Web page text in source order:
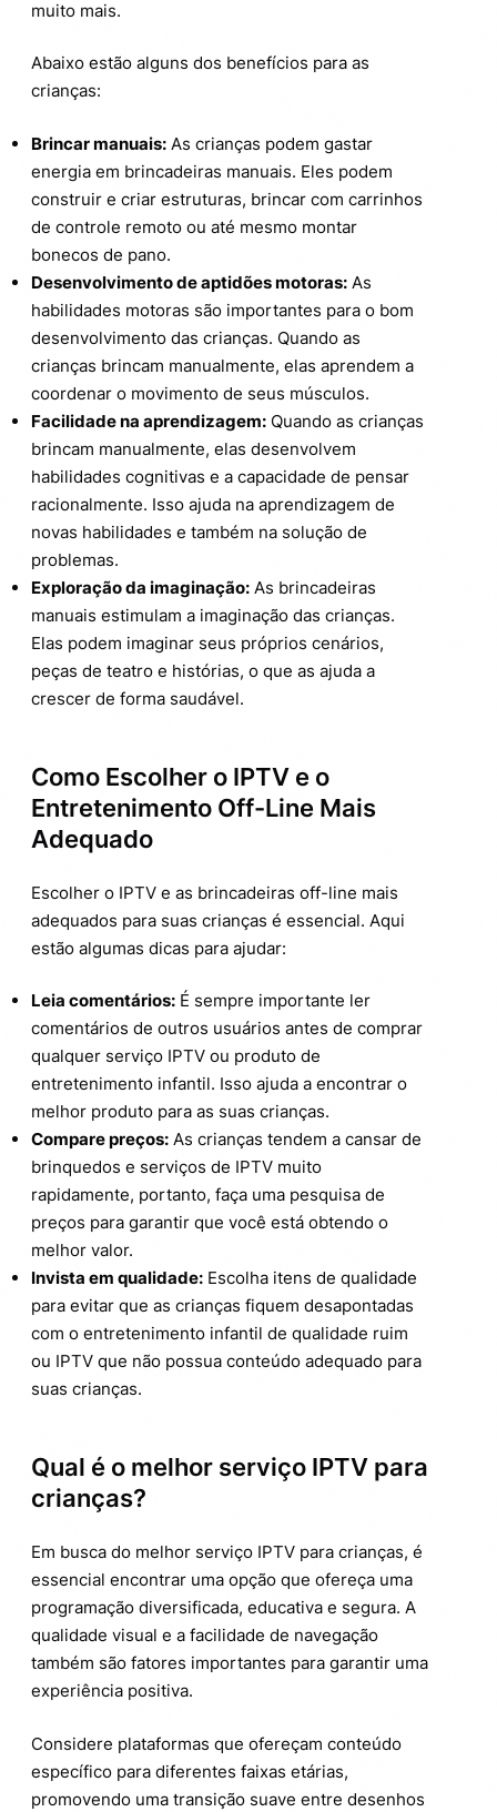
muito mais.
Abaixo estão alguns dos benefícios para as
crianças:
Brincar manuais: As crianças podem gastar
energia em brincadeiras manuais. Eles podem
construir e criar estruturas, brincar com carrinhos
de controle remoto ou até mesmo montar
bonecos de pano.
Desenvolvimento de aptidões motoras: As
habilidades motoras são importantes para o bom
desenvolvimento das crianças. Quando as
crianças brincam manualmente, elas aprendem a
coordenar o movimento de seus músculos.
Facilidade na aprendizagem: Quando as crianças
brincam manualmente, elas desenvolvem
habilidades cognitivas e a capacidade de pensar
racionalmente. Isso ajuda na aprendizagem de
novas habilidades e também na solução de
problemas.
Exploração da imaginação: As brincadeiras
manuais estimulam a imaginação das crianças.
Elas podem imaginar seus próprios cenários,
peças de teatro e histórias, o que as ajuda a
crescer de forma saudável.
Como Escolher o IPTV e o
Entretenimento Off-Line Mais
Adequado
Escolher o IPTV e as brincadeiras off-line mais
adequados para suas crianças é essencial. Aqui
estão algumas dicas para ajudar:
Leia comentários: É sempre importante ler
comentários de outros usuários antes de comprar
qualquer serviço IPTV ou produto de
entretenimento infantil. Isso ajuda a encontrar o
melhor produto para as suas crianças.
Compare preços: As crianças tendem a cansar de
brinquedos e serviços de IPTV muito
rapidamente, portanto, faça uma pesquisa de
preços para garantir que você está obtendo o
melhor valor.
Invista em qualidade: Escolha itens de qualidade
para evitar que as crianças fiquem desapontadas
com o entretenimento infantil de qualidade ruim
ou IPTV que não possua conteúdo adequado para
suas crianças.
Qual é o melhor serviço IPTV para
crianças?
Em busca do melhor serviço IPTV para crianças, é
essencial encontrar uma opção que ofereça uma
programação diversificada, educativa e segura. A
qualidade visual e a facilidade de navegação
também são fatores importantes para garantir uma
experiência positiva.
Considere plataformas que ofereçam conteúdo
específico para diferentes faixas etárias,
promovendo uma transição suave entre desenhos